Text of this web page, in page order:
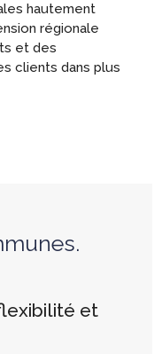
hautement
régionale
et des
clients dans plus
et